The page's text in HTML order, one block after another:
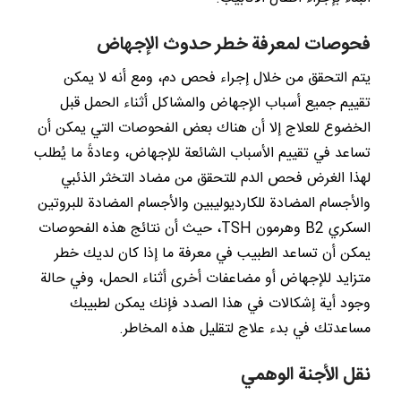
فحوصات لمعرفة خطر حدوث الإجهاض
يتم التحقق من خلال إجراء فحص دم، ومع أنه لا يمكن
تقييم جميع أسباب الإجهاض والمشاكل أثناء الحمل قبل
الخضوع للعلاج إلا أن هناك بعض الفحوصات التي يمكن أن
تساعد في تقييم الأسباب الشائعة للإجهاض، وعادةً ما يُطلب
لهذا الغرض فحص الدم للتحقق من مضاد التخثر الذئبي
والأجسام المضادة للكارديوليبين والأجسام المضادة للبروتين
السكري B2 وهرمون TSH، حيث أن نتائج هذه الفحوصات
يمكن أن تساعد الطبيب في معرفة ما إذا كان لديك خطر
متزايد للإجهاض أو مضاعفات أخرى أثناء الحمل، وفي حالة
وجود أية إشكالات في هذا الصدد فإنك يمكن لطبيبك
مساعدتك في بدء علاج لتقليل هذه المخاطر.
نقل الأجنة الوهمي